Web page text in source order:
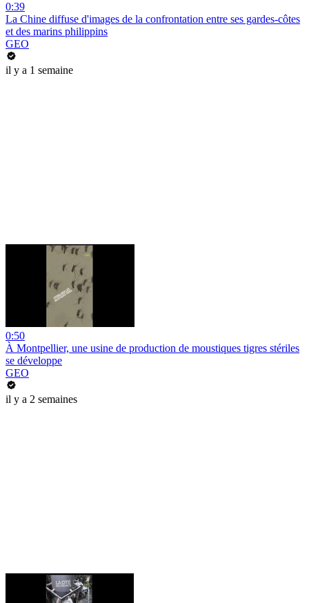
0:39
La Chine diffuse d'images de la confrontation entre ses gardes-côtes
et des marins philippins
GEO
il y a 1 semaine
0:50
À Montpellier, une usine de production de moustiques tigres stériles
se développe
GEO
il y a 2 semaines